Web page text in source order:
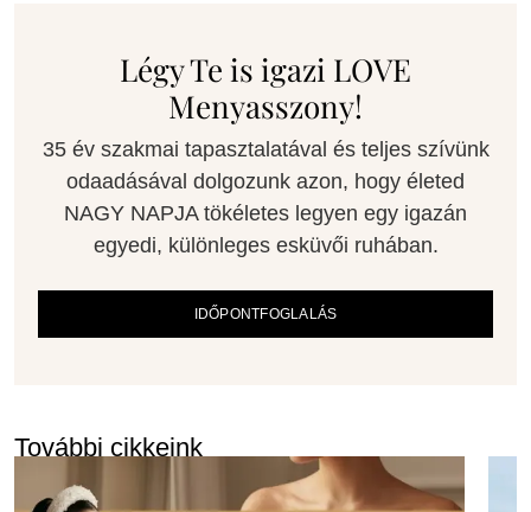
Légy Te is igazi LOVE
Menyasszony!
35 év szakmai tapasztalatával és teljes szívünk
odaadásával dolgozunk azon, hogy életed
NAGY NAPJA tökéletes legyen egy igazán
egyedi, különleges esküvői ruhában.
IDŐPONTFOGLALÁS
További cikkeink